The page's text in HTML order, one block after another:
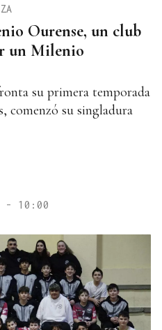
Ourense, un club
un Milenio
su primera temporada
comenzó su singladura
- 10:00